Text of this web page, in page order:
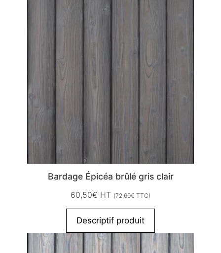
Bardage Épicéa brûlé gris clair
60,50€ HT (72,60€ TTC)
Descriptif produit